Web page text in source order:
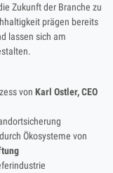
Zukunft der Branche zu
prägen bereits
lassen sich am
von Karl Ostler, CEO
Ökosysteme von